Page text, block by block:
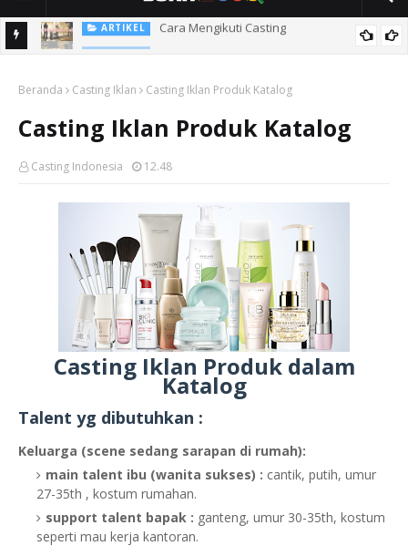
Cara Mengikuti Casting
ARTIKEL Cara Menjadi Artis
Beranda Casting Iklan Casting Iklan Produk Katalog
Casting Iklan Produk Katalog
Casting Indonesia 12.48
Casting Iklan Produk dalam
Katalog
Talent yg dibutuhkan :
Keluarga (scene sedang sarapan di rumah):
main talent ibu (wanita sukses) : cantik, putih, umur
27-35th , kostum rumahan.
support talent bapak : ganteng, umur 30-35th, kostum
seperti mau kerja kantoran.